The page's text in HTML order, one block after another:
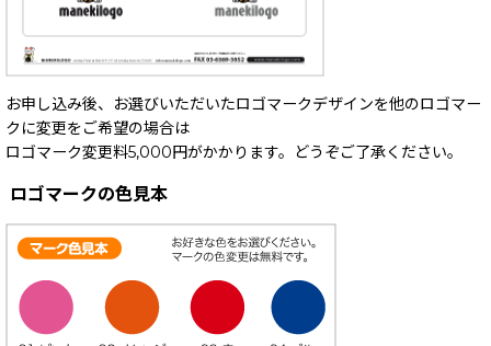
お申し込み後、お選びいただいたロゴマークデザインを他のロゴマー
クに変更をご希望の場合は
ロゴマーク変更料5,000円がかかります。どうぞご了承ください。
ロゴマークの色見本